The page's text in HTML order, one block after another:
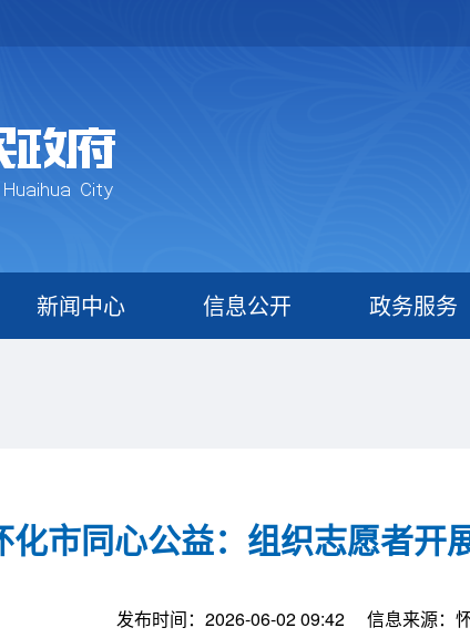
新闻中心 信息公开 政务服务
化市同心公益：组织志愿者开
发布时间：2026-06-02 09:42 信息来源：